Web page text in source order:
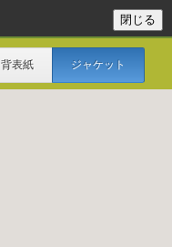
背表紙 ジャケット